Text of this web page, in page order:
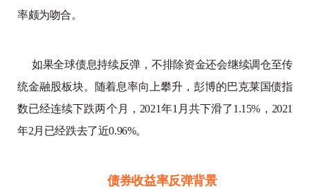
率颇为吻合。
如果全球债息持续反弹，不排除资金还会继续调仓至传
统金融股板块。随着息率向上攀升，彭博的巴克莱国债指
数已经连续下跌两个月，2021年1月共下滑了1.15%，2021
年2月已经跌去了近0.96%。
债券收益率反弹背景